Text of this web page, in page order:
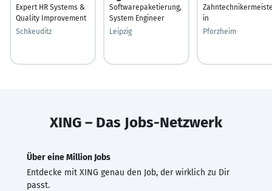
Expert HR Systems &
Quality Improvement
Schkeuditz
Softwarepaketierung,
System Engineer
Leipzig
in
Pforzheim
XING – Das Jobs-Netzwerk
Über eine Million Jobs
Entdecke mit XING genau den Job, der wirklich zu Dir
passt.